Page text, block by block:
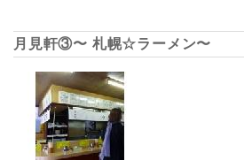
月見軒③〜 札幌☆ラーメン〜